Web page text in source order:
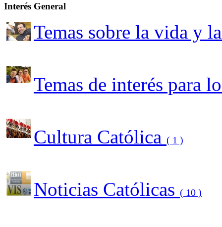
Interés General
Temas sobre la vida y
Temas de interés para
Cultura Católica ( 1 )
Noticias Católicas ( 10 )